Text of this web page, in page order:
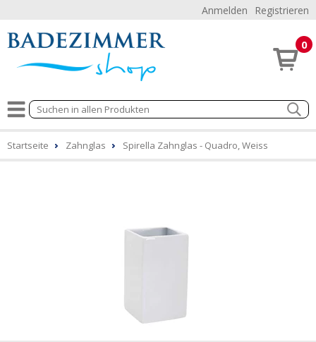
Anmelden Registrieren
0
Startseite Zahnglas Spirella Zahnglas - Quadro, Weiss